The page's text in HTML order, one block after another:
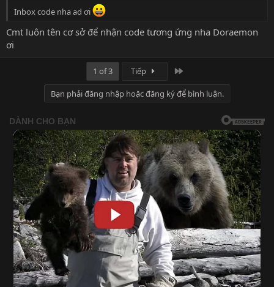
Inbox code nha ad ơi
Cmt luôn tên cơ sở để nhận code tương ứng nha Doraemon
ơi
1 of 3 Tiếp
Bạn phải đăng nhập hoặc đăng ký để bình luận.